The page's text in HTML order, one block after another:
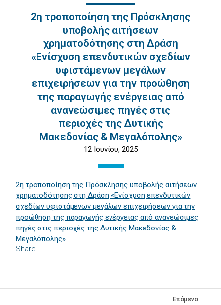
2η τροποποίηση της Πρόσκλησης
υποβολής αιτήσεων
χρηματοδότησης στη Δράση
«Ενίσχυση επενδυτικών σχεδίων
υφιστάμενων μεγάλων
επιχειρήσεων για την προώθηση
της παραγωγής ενέργειας από
ανανεώσιμες πηγές στις
περιοχές της Δυτικής
Μακεδονίας & Μεγαλόπολης»
12 Ιουνίου, 2025
Share
2η τροποποίηση της Πρόσκλησης υποβολής αιτήσεων
χρηματοδότησης στη Δράση «Ενίσχυση επενδυτικών
σχεδίων υφιστάμενων μεγάλων επιχειρήσεων για την
προώθηση της παραγωγής ενέργειας από ανανεώσιμες
πηγές στις περιοχές της Δυτικής Μακεδονίας &
Μεγαλόπολης»
Επόμενο